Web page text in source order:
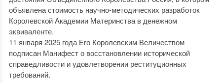
объявлена стоимость научно-методических разработок
Королевской Академии Материнства в денежном
эквиваленте.
11 января 2025 года Его Королевским Величеством
подписан Манифест о восстановлении исторической
справедливости и удовлетворении реституционных
требований.